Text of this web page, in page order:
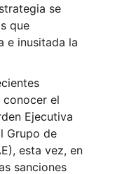
se
que
e inusitada la
conocer el
Ejecutiva
Grupo de
esta vez, en
sanciones